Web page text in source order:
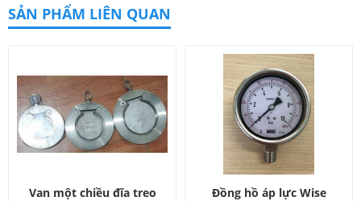
SẢN PHẨM LIÊN QUAN
Van một chiều đĩa treo Đồng hồ áp lực Wise